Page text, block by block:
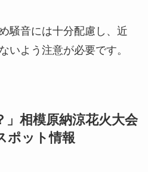
騒音には十分配慮し、近
いよう注意が必要です。
」相模原納涼花火大会
ポット情報